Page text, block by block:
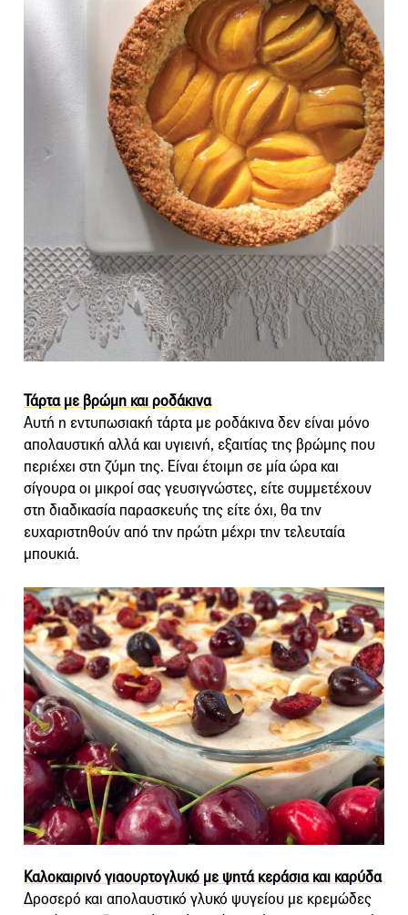
Τάρτα με βρώμη και ροδάκινα
Αυτή η εντυπωσιακή τάρτα με ροδάκινα δεν είναι μόνο
απολαυστική αλλά και υγιεινή, εξαιτίας της βρώμης που
περιέχει στη ζύμη της. Είναι έτοιμη σε μία ώρα και
σίγουρα οι μικροί σας γευσιγνώστες, είτε συμμετέχουν
στη διαδικασία παρασκευής της είτε όχι, θα την
ευχαριστηθούν από την πρώτη μέχρι την τελευταία
μπουκιά.
Καλοκαιρινό γιαουρτογλυκό με ψητά κεράσια και καρύδα
Δροσερό και απολαυστικό γλυκό ψυγείου με κρεμώδες